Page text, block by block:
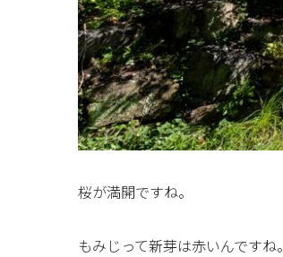
桜が満開ですね。
もみじって新芽は赤いんですね。